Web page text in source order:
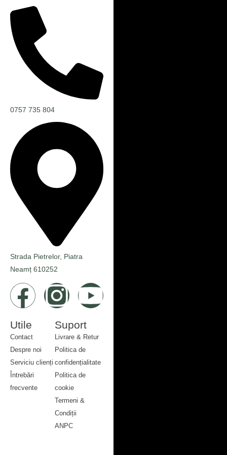
delimita o zonă sau pot deveni un punct de interes într-o
încăpere aerisită. Sunt adesea integrați în proiecte de
amenajare în care plantele proaspete ar fi imposibil de
întreținut.
Arborii stabilizați nu sunt doar o alegere decorativă. Ei aduc un
sentiment de naturalețe constantă într-un mediu altfel controlat.
Într-un spațiu unde totul e gândit funcțional și tehnic, un arbore
real – care nu mai are nevoie de îngrijire – oferă o senzație de
echilibru. Verdele lor rămâne mereu la fel, iar textura reală
contribuie la o atmosferă calmă, cu detalii care nu distrag, dar
care contează.
Fiind o alternativă sustenabilă la plantele vii, arborii stabilizați
nu implică consum de resurse, nu creează deșeuri și nu trebuie
înlocuiți. Sunt o alegere rațională pentru cei care doresc un
decor coerent, stabil, și o alegere estetică pentru cei care vor
ceva natural, dar constant. Într-o lume în care totul se schimbă
rapid, ei oferă o prezență liniștitoare, cu volum, textură și formă
reală – dar fără niciuna dintre obligațiile plantelor vii.
Citește mai mult
0757 735 804
Strada Pietrelor, Piatra
Neamț 610252
Utile
Contact
Despre noi
Serviciu clienți
Întrebări
frecvente
Suport
Livrare & Retur
Politica de
confidențialitate
Politica de
cookie
Termeni &
Condiții
ANPC